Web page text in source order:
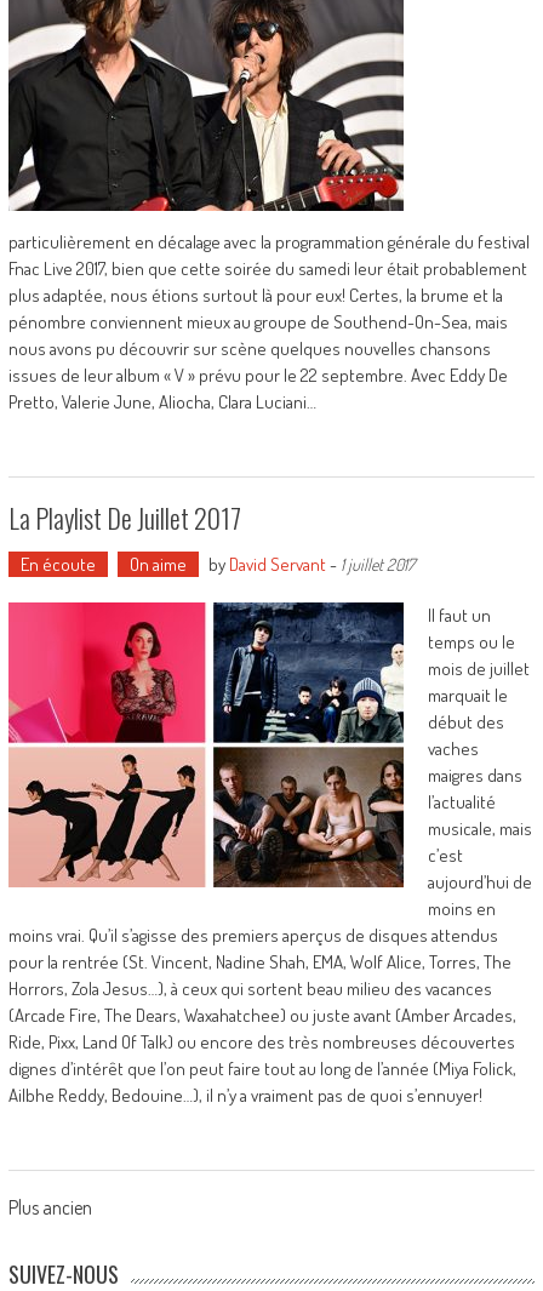
particulièrement en décalage avec la programmation générale du festival
Fnac Live 2017, bien que cette soirée du samedi leur était probablement
plus adaptée, nous étions surtout là pour eux! Certes, la brume et la
pénombre conviennent mieux au groupe de Southend-On-Sea, mais
nous avons pu découvrir sur scène quelques nouvelles chansons
issues de leur album « V » prévu pour le 22 septembre. Avec Eddy De
Pretto, Valerie June, Aliocha, Clara Luciani…
La Playlist De Juillet 2017
En écoute On aime by David Servant- 1 juillet 2017
Il faut un
temps ou le
mois de juillet
marquait le
début des
vaches
maigres dans
l’actualité
musicale, mais
c’est
aujourd’hui de
moins en
moins vrai. Qu’il s’agisse des premiers aperçus de disques attendus
pour la rentrée (St. Vincent, Nadine Shah, EMA, Wolf Alice, Torres, The
Horrors, Zola Jesus…), à ceux qui sortent beau milieu des vacances
(Arcade Fire, The Dears, Waxahatchee) ou juste avant (Amber Arcades,
Ride, Pixx, Land Of Talk) ou encore des très nombreuses découvertes
dignes d’intérêt que l’on peut faire tout au long de l’année (Miya Folick,
Ailbhe Reddy, Bedouine…), il n’y a vraiment pas de quoi s’ennuyer!
Posts
navigation
Plus ancien
SUIVEZ-NOUS